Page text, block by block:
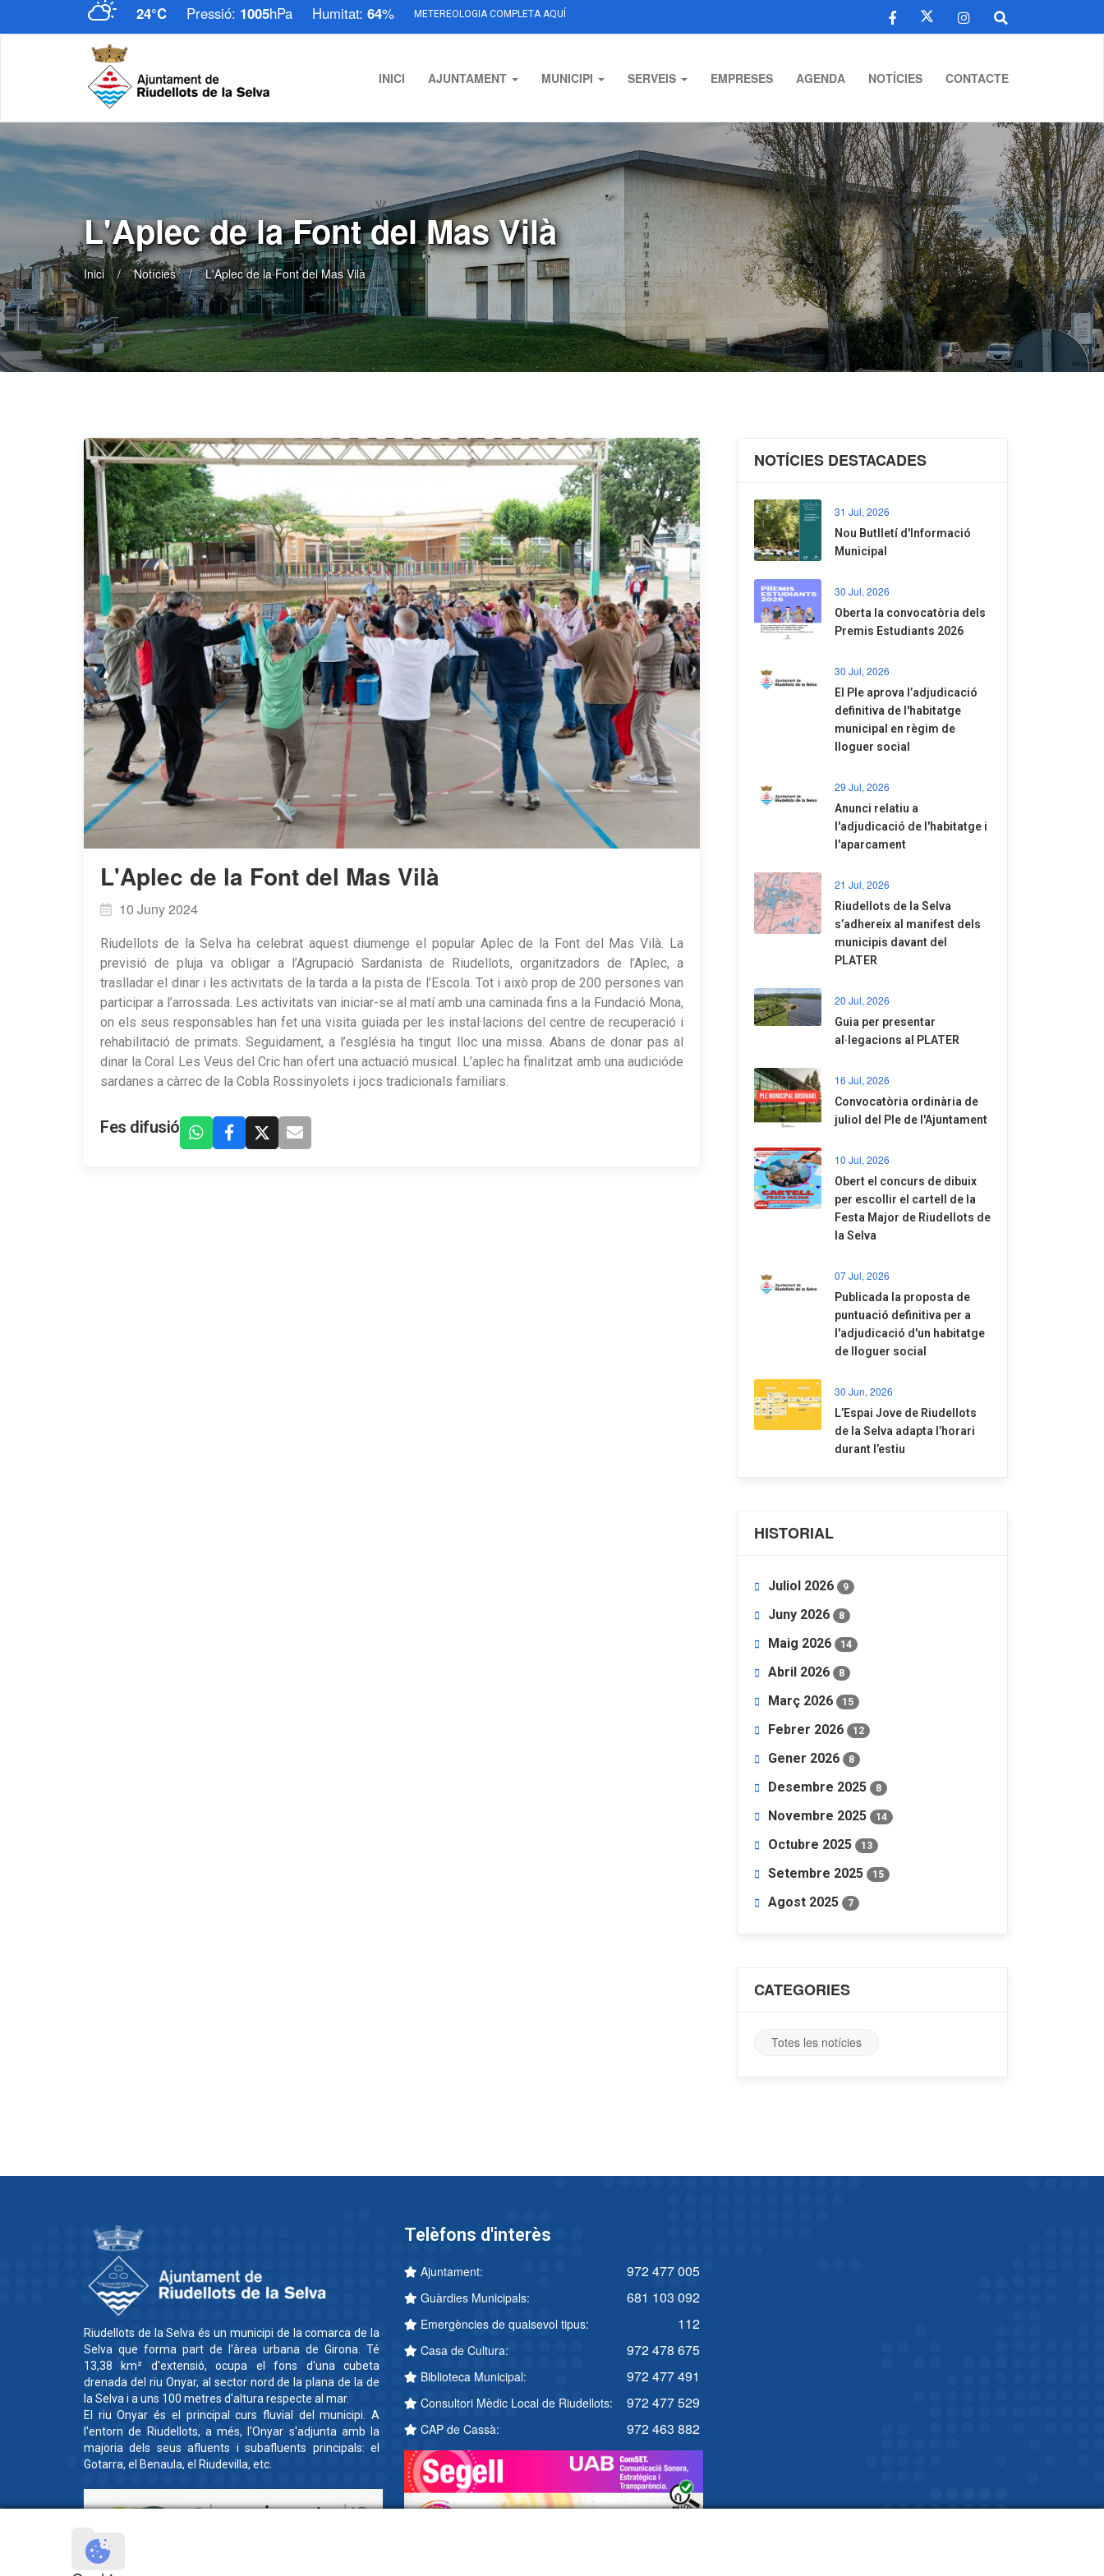
24°C Pressió: 1005hPa Humitat: 64% METEREOLOGIA COMPLETA AQUÍ
INICI AJUNTAMENT MUNICIPI SERVEIS EMPRESES AGENDA NOTÍCIES CONTACTE
L'Aplec de la Font del Mas Vilà
Inici Notícies L'Aplec de la Font del Mas Vilà
L'Aplec de la Font del Mas Vilà
10 Juny 2024
Riudellots de la Selva ha celebrat aquest diumenge el popular Aplec de la Font del Mas Vilà. La
previsió de pluja va obligar a l’Agrupació Sardanista de Riudellots, organitzadors de l’Aplec, a
traslladar el dinar i les activitats de la tarda a la pista de l’Escola. Tot i això prop de 200 persones van
participar a l’arrossada. Les activitats van iniciar-se al matí amb una caminada fins a la Fundació Mona,
on els seus responsables han fet una visita guiada per les instal·lacions del centre de recuperació i
rehabilitació de primats. Seguidament, a l’església ha tingut lloc una missa. Abans de donar pas al
dinar la Coral Les Veus del Cric han ofert una actuació musical. L’aplec ha finalitzat amb una audicióde
sardanes a càrrec de la Cobla Rossinyolets i jocs tradicionals familiars.
Fes difusió
NOTÍCIES DESTACADES
31 Jul, 2026
Nou Butlletí d'Informació
Municipal
30 Jul, 2026
Oberta la convocatòria dels
Premis Estudiants 2026
30 Jul, 2026
El Ple aprova l’adjudicació
definitiva de l'habitatge
municipal en règim de
lloguer social
29 Jul, 2026
Anunci relatiu a
l'adjudicació de l'habitatge i
l'aparcament
21 Jul, 2026
Riudellots de la Selva
s’adhereix al manifest dels
municipis davant del
PLATER
20 Jul, 2026
​Guia per presentar
al·legacions al PLATER
16 Jul, 2026
Convocatòria ordinària de
juliol del Ple de l'Ajuntament
10 Jul, 2026
​Obert el concurs de dibuix
per escollir el cartell de la
Festa Major de Riudellots de
la Selva
07 Jul, 2026
​Publicada la proposta de
puntuació definitiva per a
l'adjudicació d'un habitatge
de lloguer social
30 Jun, 2026
​L’Espai Jove de Riudellots
de la Selva adapta l’horari
durant l’estiu
HISTORIAL
Juliol 2026 9
Juny 2026 8
Maig 2026 14
Abril 2026 8
Març 2026 15
Febrer 2026 12
Gener 2026 8
Desembre 2025 8
Novembre 2025 14
Octubre 2025 13
Setembre 2025 15
Agost 2025 7
CATEGORIES
Totes les notícies
Riudellots de la Selva és un municipi de la comarca de la
Selva que forma part de l'àrea urbana de Girona. Té
13,38 km² d'extensió, ocupa el fons d'una cubeta
drenada del riu Onyar, al sector nord de la plana de la de
la Selva i a uns 100 metres d'altura respecte al mar.
El riu Onyar és el principal curs fluvial del municipi. A
l'entorn de Riudellots, a més, l'Onyar s'adjunta amb la
majoria dels seus afluents i subafluents principals: el
Gotarra, el Benaula, el Riudevilla, etc.
Telèfons d'interès
Ajuntament: 972 477 005
Guàrdies Municipals: 681 103 092
Emergències de qualsevol tipus: 112
Casa de Cultura: 972 478 675
Biblioteca Municipal: 972 477 491
Consultori Mèdic Local de Riudellots: 972 477 529
CAP de Cassà: 972 463 882